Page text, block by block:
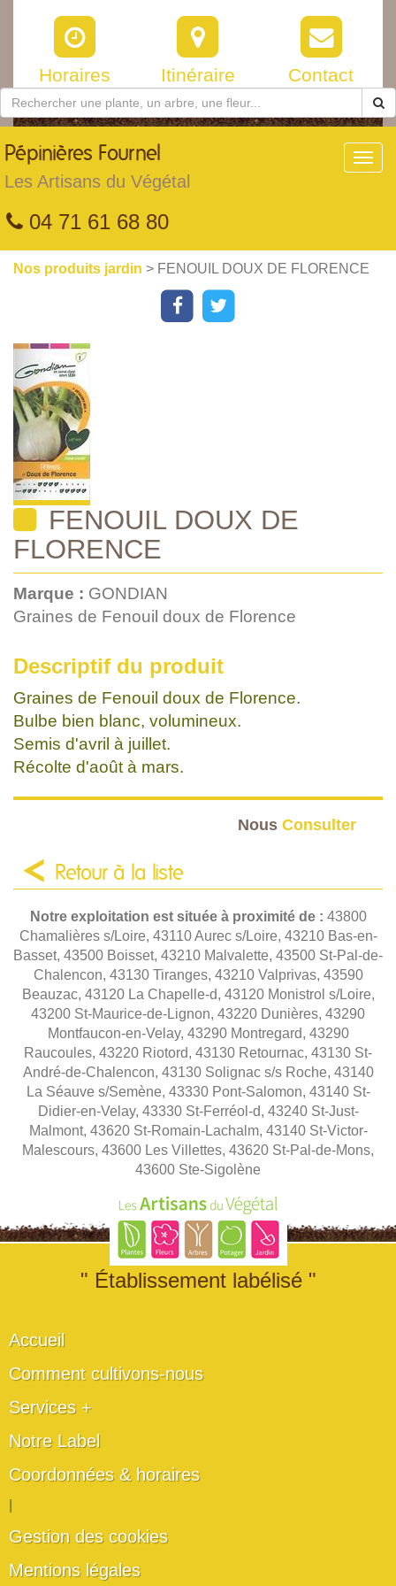
Horaires Itinéraire Contact
Pépinières Fournel
Les Artisans du Végétal
04 71 61 68 80
Nos produits jardin > FENOUIL DOUX DE FLORENCE
FENOUIL DOUX DE
FLORENCE
Marque : GONDIAN
Graines de Fenouil doux de Florence
Descriptif du produit
Graines de Fenouil doux de Florence.
Bulbe bien blanc, volumineux.
Semis d'avril à juillet.
Récolte d'août à mars.
Nous Consulter
Retour à la liste
Notre exploitation est située à proximité de : 43800
Chamalières s/Loire, 43110 Aurec s/Loire, 43210 Bas-en-
Basset, 43500 Boisset, 43210 Malvalette, 43500 St-Pal-de-
Chalencon, 43130 Tiranges, 43210 Valprivas, 43590
Beauzac, 43120 La Chapelle-d, 43120 Monistrol s/Loire,
43200 St-Maurice-de-Lignon, 43220 Dunières, 43290
Montfaucon-en-Velay, 43290 Montregard, 43290
Raucoules, 43220 Riotord, 43130 Retournac, 43130 St-
André-de-Chalencon, 43130 Solignac s/s Roche, 43140
La Séauve s/Semène, 43330 Pont-Salomon, 43140 St-
Didier-en-Velay, 43330 St-Ferréol-d, 43240 St-Just-
Malmont, 43620 St-Romain-Lachalm, 43140 St-Victor-
Malescours, 43600 Les Villettes, 43620 St-Pal-de-Mons,
43600 Ste-Sigolène
" Établissement labélisé "
Accueil
Comment cultivons-nous
Services +
Notre Label
Coordonnées & horaires
Gestion des cookies
Mentions légales